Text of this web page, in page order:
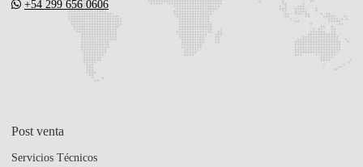
+54 299 656 0606
Post venta
Servicios Técnicos